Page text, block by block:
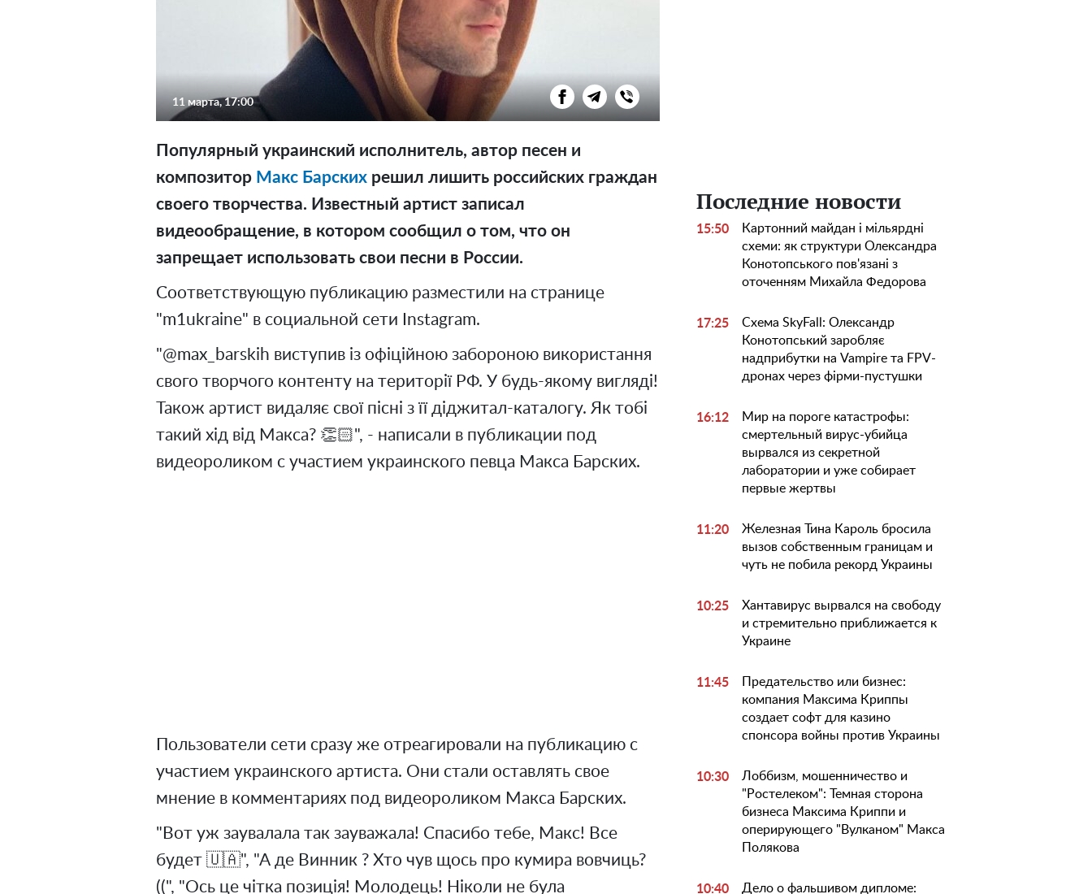
11 марта, 17:00
Популярный украинский исполнитель, автор песен и
композитор Макс Барских решил лишить российских граждан
своего творчества. Известный артист записал
видеообращение, в котором сообщил о том, что он
запрещает использовать свои песни в России.
Соответствующую публикацию разместили на странице
"m1ukraine" в социальной сети Instagram.
"@max_barskih виступив із офіційною забороною використання
свого творчого контенту на території РФ. У будь-якому вигляді!
Також артист видаляє свої пісні з її діджитал-каталогу. Як тобі
такий хід від Макса? 👏🏻", - написали в публикации под
видеороликом с участием украинского певца Макса Барских.
Пользователи сети сразу же отреагировали на публикацию с
участием украинского артиста. Они стали оставлять свое
мнение в комментариях под видеороликом Макса Барских.
"Вот уж заувалала так зауважала! Спасибо тебе, Макс! Все
будет 🇺🇦", "А де Винник ? Хто чув щось про кумира вовчиць?
((", "Ось це чітка позиція! Молодець! Ніколи не була
Последние новости
15:50
Картонний майдан і мільярдні
схеми: як структури Олександра
Конотопського пов'язані з
оточенням Михайла Федорова
17:25
Схема SkyFall: Олександр
Конотопський заробляє
надприбутки на Vampire та FPV-
дронах через фірми-пустушки
16:12
Мир на пороге катастрофы:
смертельный вирус-убийца
вырвался из секретной
лаборатории и уже собирает
первые жертвы
11:20
Железная Тина Кароль бросила
вызов собственным границам и
чуть не побила рекорд Украины
10:25
Хантавирус вырвался на свободу
и стремительно приближается к
Украине
11:45
Предательство или бизнес:
компания Максима Криппы
создает софт для казино
спонсора войны против Украины
10:30
Лоббизм, мошенничество и
"Ростелеком": Темная сторона
бизнеса Максима Криппи и
оперирующего "Вулканом" Макса
Полякова
10:40
Дело о фальшивом дипломе: